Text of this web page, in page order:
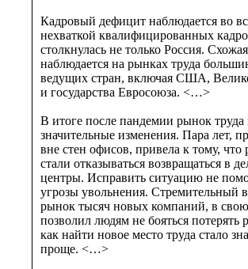
Кадровый дефицит наблюдается во
нехваткой квалифицированных
столкнулась не только Россия.
наблюдается на рынках труда
ведущих стран, включая США,
и государства Евросоюза. <…>
В итоге после пандемии рынок труда
значительные изменения. Пара лет,
вне стен офисов, привела к тому, что
стали отказываться возвращаться в
центры. Исправить ситуацию не
угрозы увольнения. Стремительный
рынок тысяч новых компаний, в свою
позволил людям не бояться потерять
как найти новое место труда стало
проще. <…>